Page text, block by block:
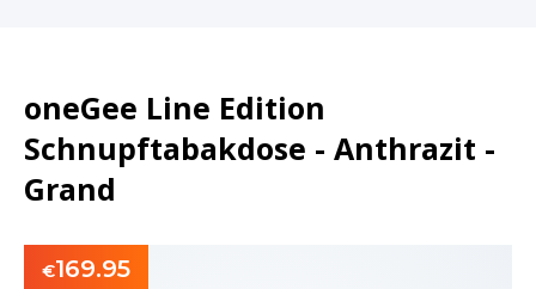
oneGee Line Edition
Schnupftabakdose - Anthrazit -
Grand
€169.95